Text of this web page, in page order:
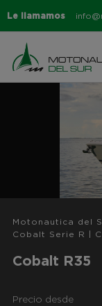
Le llamamos
Motonautica del
Cobalt Serie R
Cobalt R35
Precio desde